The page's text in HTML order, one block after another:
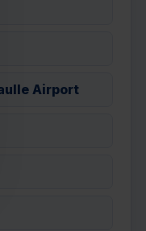
Airport